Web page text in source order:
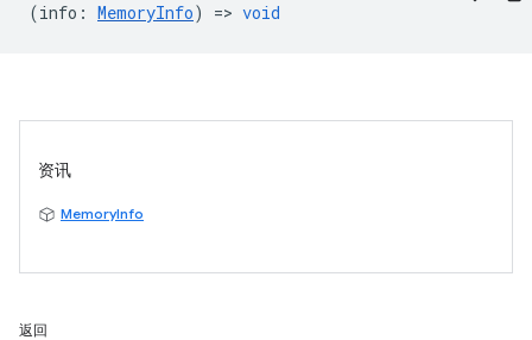
(info : MemoryInfo) => void
资讯
MemoryInfo
返回